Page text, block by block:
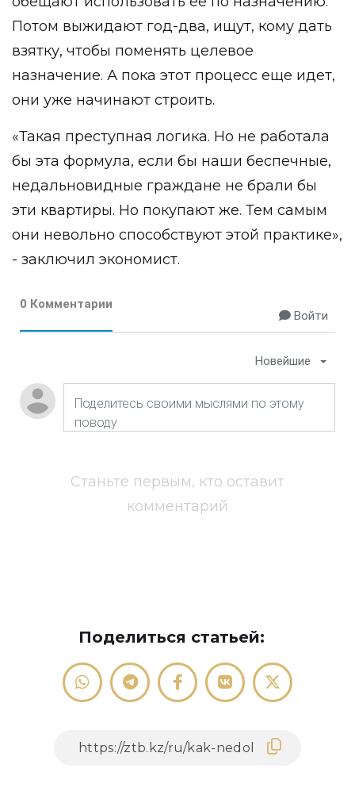
Потом выжидают год-два, ищут, кому дать
взятку, чтобы поменять целевое
назначение. А пока этот процесс еще идет,
они уже начинают строить.
«Такая преступная логика. Но не работала
бы эта формула, если бы наши беспечные,
недальновидные граждане не брали бы
эти квартиры. Но покупают же. Тем самым
они невольно способствуют этой практике»,
- заключил экономист.
0 Комментарии
Войти
Новейшие
Станьте первым, кто оставит
комментарий
Поделиться статьей: